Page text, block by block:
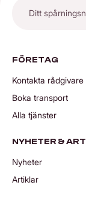
FÖRETAG
Kontakta rådgivare
Boka transport
Alla tjänster
NYHETER &
Nyheter
Artiklar